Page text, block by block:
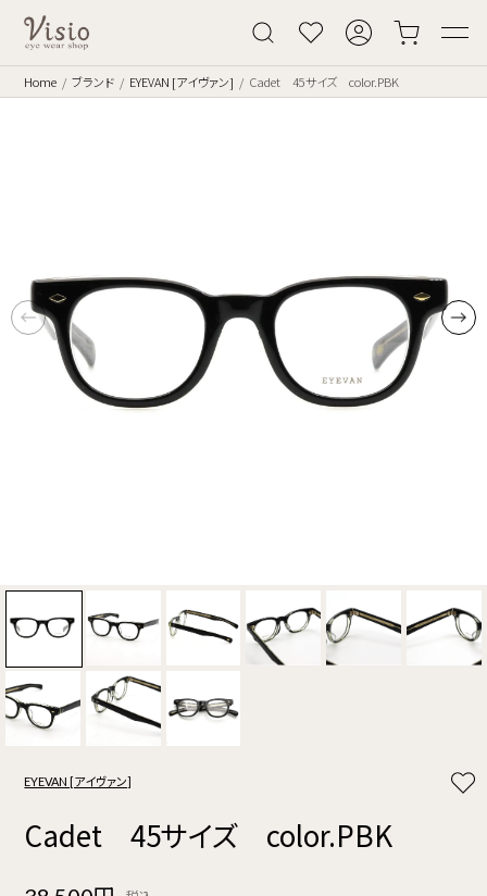
Home ブランド EYEVAN [アイヴァン] Cadet 45サイズ color.PBK
EYEVAN [アイヴァン]
Cadet 45サイズ color.PBK